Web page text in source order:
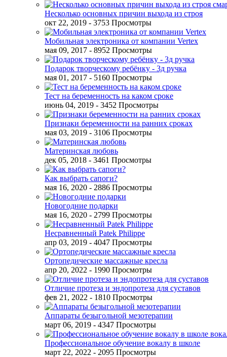
Несколько основных причин выхода из строя
окт 22, 2019 - 3753 Просмотры
Мобильная электроника от компании Vertex
мая 09, 2017 - 8952 Просмотры
Подарок творческому ребёнку - 3д ручка
мая 01, 2017 - 5160 Просмотры
Тест на беременность на каком сроке
июнь 04, 2019 - 3452 Просмотры
Признаки беременности на ранних сроках
мая 03, 2019 - 3106 Просмотры
Материнская любовь
дек 05, 2018 - 3461 Просмотры
Как выбрать сапоги?
мая 16, 2020 - 2886 Просмотры
Новогодние подарки
мая 16, 2020 - 2799 Просмотры
Несравненный Patek Philippe
апр 03, 2019 - 4047 Просмотры
Ортопедические массажные кресла
апр 20, 2022 - 1990 Просмотры
Отличие протеза и эндопротеза для суставов
фев 21, 2022 - 1810 Просмотры
Аппараты безыгольной мезотерапии
март 06, 2019 - 4347 Просмотры
Профессиональное обучение вокалу в школе
март 22, 2022 - 2095 Просмотры